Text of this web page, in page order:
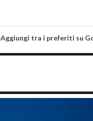
Aggiungi tra i preferiti su